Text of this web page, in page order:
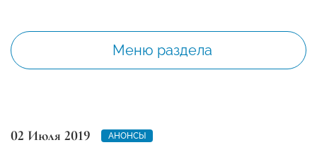
Меню раздела
02 Июля 2019 АНОНСЫ